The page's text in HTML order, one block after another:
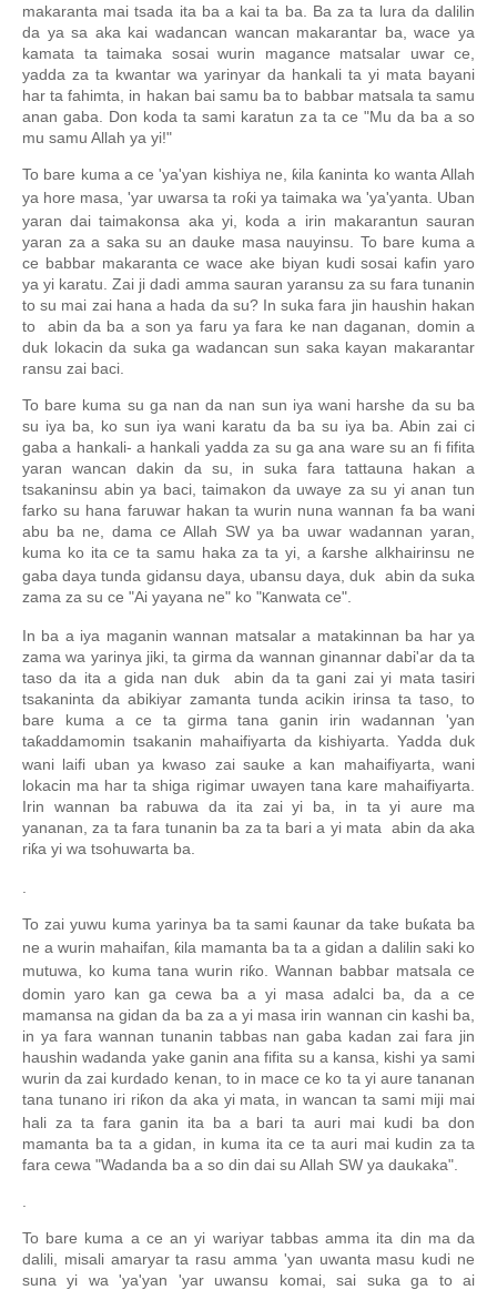
makaranta mai tsada ita ba a kai ta ba. Ba za ta lura da dalilin
da ya sa aka kai wadancan wancan makarantar ba, wace ya
kamata ta taimaka sosai wurin magance matsalar uwar ce,
yadda za ta kwantar wa yarinyar da hankali ta yi mata bayani
har ta fahimta, in hakan bai samu ba to babbar matsala ta samu
anan gaba. Don koda ta sami karatun za ta ce "Mu da ba a so
mu samu Allah ya yi!"
To bare kuma a ce 'ya'yan kishiya ne, ƙila ƙaninta ko wanta Allah
ya hore masa, 'yar uwarsa ta roƙi ya taimaka wa 'ya'yanta. Uban
yaran dai taimakonsa aka yi, koda a irin makarantun sauran
yaran za a saka su an dauke masa nauyinsu. To bare kuma a
ce babbar makaranta ce wace ake biyan kudi sosai kafin yaro
ya yi karatu. Zai ji dadi amma sauran yaransu za su fara tunanin
to su mai zai hana a hada da su? In suka fara jin haushin hakan
to abin da ba a son ya faru ya fara ke nan daganan, domin a
duk lokacin da suka ga wadancan sun saka kayan makarantar
ransu zai baci.
To bare kuma su ga nan da nan sun iya wani harshe da su ba
su iya ba, ko sun iya wani karatu da ba su iya ba. Abin zai ci
gaba a hankali- a hankali yadda za su ga ana ware su an fi fifita
yaran wancan dakin da su, in suka fara tattauna hakan a
tsakaninsu abin ya baci, taimakon da uwaye za su yi anan tun
farko su hana faruwar hakan ta wurin nuna wannan fa ba wani
abu ba ne, dama ce Allah SW ya ba uwar wadannan yaran,
kuma ko ita ce ta samu haka za ta yi, a ƙarshe alkhairinsu ne
gaba daya tunda gidansu daya, ubansu daya, duk abin da suka
zama za su ce "Ai yayana ne" ko "Ƙanwata ce".
In ba a iya maganin wannan matsalar a matakinnan ba har ya
zama wa yarinya jiki, ta girma da wannan ginannar dabi'ar da ta
taso da ita a gida nan duk abin da ta gani zai yi mata tasiri
tsakaninta da abikiyar zamanta tunda acikin irinsa ta taso, to
bare kuma a ce ta girma tana ganin irin wadannan 'yan
taƙaddamomin tsakanin mahaifiyarta da kishiyarta. Yadda duk
wani laifi uban ya kwaso zai sauke a kan mahaifiyarta, wani
lokacin ma har ta shiga rigimar uwayen tana kare mahaifiyarta.
Irin wannan ba rabuwa da ita zai yi ba, in ta yi aure ma
yananan, za ta fara tunanin ba za ta bari a yi mata abin da aka
riƙa yi wa tsohuwarta ba.
To zai yuwu kuma yarinya ba ta sami ƙaunar da take buƙata ba
ne a wurin mahaifan, ƙila mamanta ba ta a gidan a dalilin saki ko
mutuwa, ko kuma tana wurin riƙo. Wannan babbar matsala ce
domin yaro kan ga cewa ba a yi masa adalci ba, da a ce
mamansa na gidan da ba za a yi masa irin wannan cin kashi ba,
in ya fara wannan tunanin tabbas nan gaba kadan zai fara jin
haushin wadanda yake ganin ana fifita su a kansa, kishi ya sami
wurin da zai kurdado kenan, to in mace ce ko ta yi aure tananan
tana tunano iri riƙon da aka yi mata, in wancan ta sami miji mai
hali za ta fara ganin ita ba a bari ta auri mai kudi ba don
mamanta ba ta a gidan, in kuma ita ce ta auri mai kudin za ta
fara cewa "Wadanda ba a so din dai su Allah SW ya daukaka".
To bare kuma a ce an yi wariyar tabbas amma ita din ma da
dalili, misali amaryar ta rasu amma 'yan uwanta masu kudi ne
suna yi wa 'ya'yan 'yar uwansu komai, sai suka ga to ai